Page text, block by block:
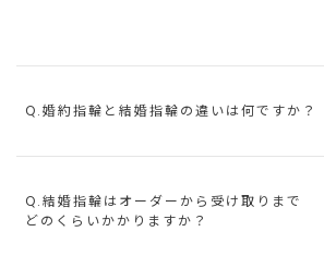
Q.婚約指輪と結婚指輪の違いは何ですか？
Q.結婚指輪はオーダーから受け取りまで
どのくらいかかりますか？